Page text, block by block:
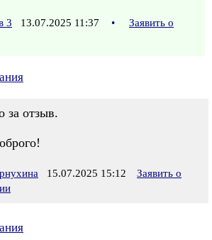
3 13.07.2025 11:37 •
Заявить о
за отзыв.
15.07.2025 15:12
Заявить о